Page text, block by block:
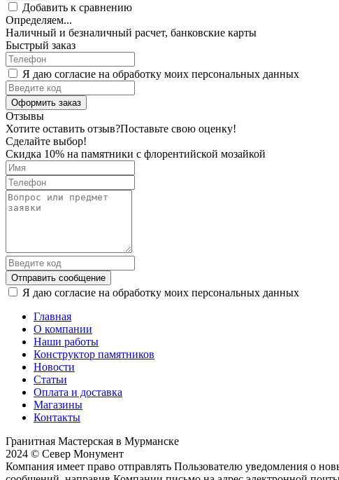
Добавить к сравнению
Определяем...
Наличный и безналичный расчет, банковские карты
Быстрый заказ
Я даю согласие на обработку моих персональных данных
Оформить заказ
Отзывы
Хотите оставить отзыв?Поставьте свою оценку!
Сделайте выбор!
Скидка 10% на памятники с флорентийской мозайкой
Отправить сообщение
Я даю согласие на обработку моих персональных данных
Главная
О компании
Наши работы
Конструктор памятников
Новости
Статьи
Оплата и доставка
Магазины
Контакты
Гранитная Мастерская в Мурманске
2024 © Север Монумент
Компания имеет право отправлять Пользователю уведомления о